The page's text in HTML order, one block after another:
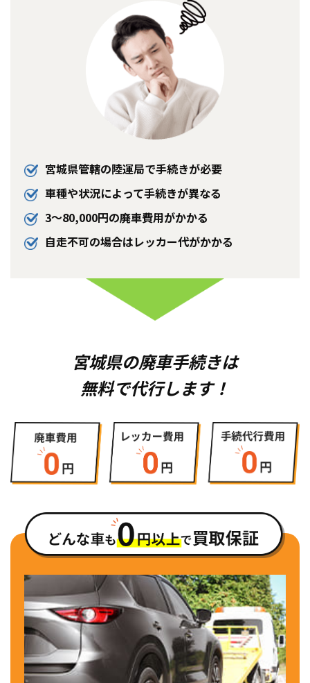
宮城県管轄の陸運局で手続きが必要
車種や状況によって手続きが異なる
3〜80,000円の廃車費用がかかる
自走不可の場合はレッカー代がかかる
宮城県の廃車手続きは
無料で代行します！